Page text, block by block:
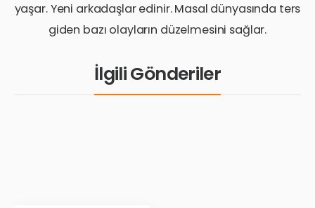
yaşar. Yeni arkadaşlar edinir. Masal dünyasında ters
giden bazı olayların düzelmesini sağlar.
İlgili Gönderiler